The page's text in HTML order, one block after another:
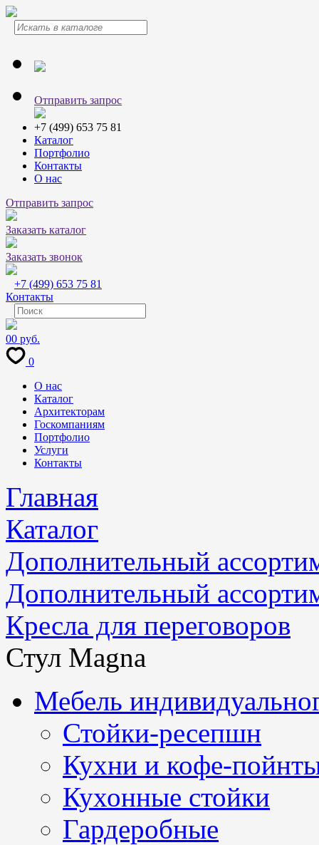
Отправить запрос
+7 (499) 653 75 81
Каталог
Портфолио
Контакты
О нас
Отправить запрос
Заказать каталог
Заказать звонок
+7 (499) 653 75 81
Контакты
00 руб.
0
О нас
Каталог
Архитекторам
Госкомпаниям
Портфолио
Услуги
Контакты
Главная
Каталог
Дополнительный
Дополнительный
Кресла для переговоров
Стул Magna
Мебель
Стойки-ресепшн
Кухни и кофе-
Кухонные стойки
Гардеробные